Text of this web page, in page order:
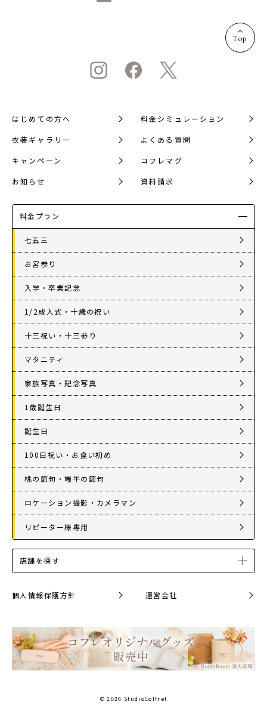
Top
はじめての方へ 料金シミュレーション
衣装ギャラリー よくある質問
キャンペーン コフレマグ
お知らせ 資料請求
料金プラン
七五三
お宮参り
入学・卒業記念
1/2成人式・十歳の祝い
十三祝い・十三参り
マタニティ
家族写真・記念写真
1歳誕生日
誕生日
100日祝い・お食い初め
桃の節句・端午の節句
ロケーション撮影・カメラマン
リピーター様専用
店舗を探す
個人情報保護方針 運営会社
© 2026 StudioCoffret